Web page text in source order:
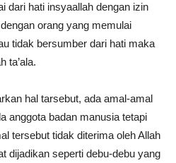
dari hati insyaallah dengan izin
orang yang memulai
tidak bersumber dari hati maka
ta’ala.
hal tarsebut, ada amal-amal
anggota badan manusia tetapi
tersebut tidak diterima oleh Allah
dijadikan seperti debu-debu yang